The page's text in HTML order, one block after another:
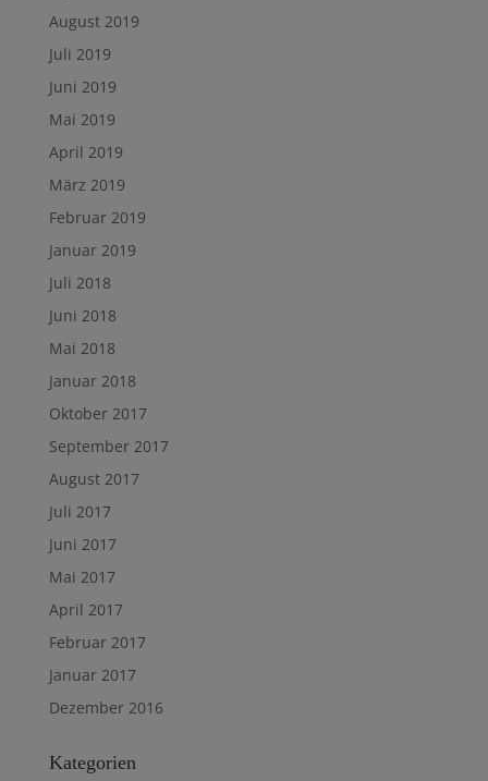
August 2019
Juli 2019
Juni 2019
Mai 2019
April 2019
März 2019
Februar 2019
Januar 2019
Juli 2018
Juni 2018
Mai 2018
Januar 2018
Oktober 2017
September 2017
August 2017
Juli 2017
Juni 2017
Mai 2017
April 2017
Februar 2017
Januar 2017
Dezember 2016
Kategorien